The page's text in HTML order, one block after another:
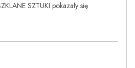
SZTUKI pokazały się